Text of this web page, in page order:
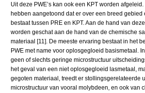
Uit deze PWE’s kan ook een KPT worden
hebben aangetoond dat er over een breed gebied
bestaat tussen PRE en KPT. Aan de hand van
worden geschat aan de hand van de chemische
materiaal [11]. De meeste ervaring bestaat in het
PWE met name voor oplosgegloeid basismetaal.
geen of slechts geringe microstructuur
het geval van een niet oplosgegloeid lasmetaal,
gegoten materiaal, treedt er stollingsgerelateerde
microstructuur van vooral molybdeen, en ook van